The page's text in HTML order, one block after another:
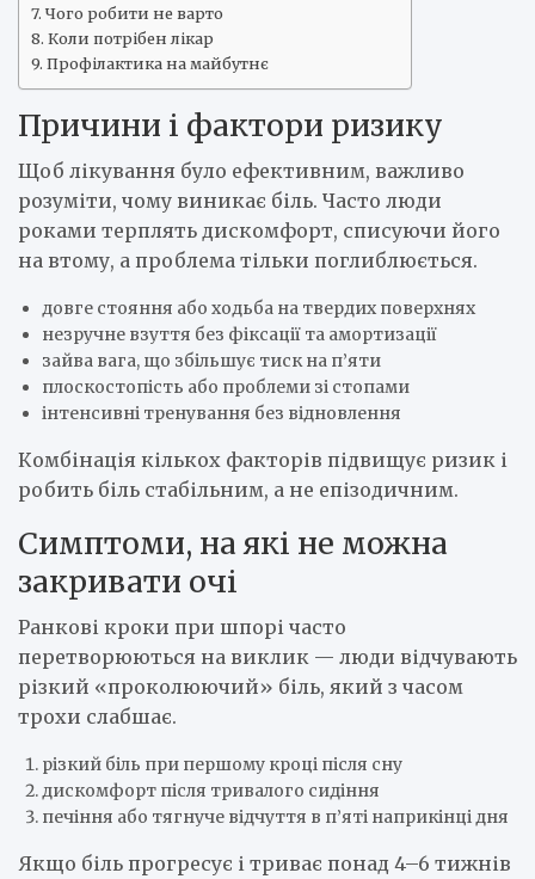
Чого робити не варто
Коли потрібен лікар
Профілактика на майбутнє
Причини і фактори ризику
Щоб лікування було ефективним, важливо
розуміти, чому виникає біль. Часто люди
роками терплять дискомфорт, списуючи його
на втому, а проблема тільки поглиблюється.
довге стояння або ходьба на твердих поверхнях
незручне взуття без фіксації та амортизації
зайва вага, що збільшує тиск на п’яти
плоскостопість або проблеми зі стопами
інтенсивні тренування без відновлення
Комбінація кількох факторів підвищує ризик і
робить біль стабільним, а не епізодичним.
Симптоми, на які не можна
закривати очі
Ранкові кроки при шпорі часто
перетворюються на виклик — люди відчувають
різкий «проколюючий» біль, який з часом
трохи слабшає.
різкий біль при першому кроці після сну
дискомфорт після тривалого сидіння
печіння або тягнуче відчуття в п’яті наприкінці дня
Якщо біль прогресує і триває понад 4–6 тижнів